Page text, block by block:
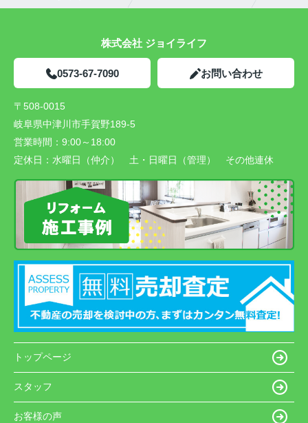
株式会社 ジョイライフ
0573-67-7090 お問い合わせ
〒508-0015
岐阜県中津川市手賀野189-5
営業時間： 9:00～18:00
定休日： 水曜日（仲介） 土・日曜日（管理） その他連休
トップページ
スタッフ
お客様の声